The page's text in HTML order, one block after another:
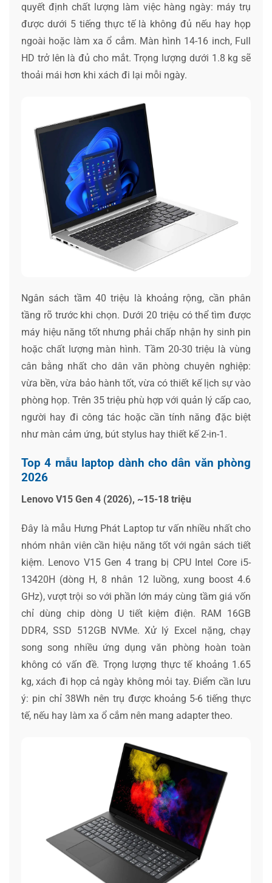
quyết định chất lượng làm việc hàng ngày: máy trụ
được dưới 5 tiếng thực tế là không đủ nếu hay họp
ngoài hoặc làm xa ổ cắm. Màn hình 14-16 inch, Full
HD trở lên là đủ cho mắt. Trọng lượng dưới 1.8 kg sẽ
thoải mái hơn khi xách đi lại mỗi ngày.
Ngân sách tầm 40 triệu là khoảng rộng, cần phân
tầng rõ trước khi chọn. Dưới 20 triệu có thể tìm được
máy hiệu năng tốt nhưng phải chấp nhận hy sinh pin
hoặc chất lượng màn hình. Tầm 20-30 triệu là vùng
cân bằng nhất cho dân văn phòng chuyên nghiệp:
vừa bền, vừa bảo hành tốt, vừa có thiết kế lịch sự vào
phòng họp. Trên 35 triệu phù hợp với quản lý cấp cao,
người hay đi công tác hoặc cần tính năng đặc biệt
như màn cảm ứng, bút stylus hay thiết kế 2-in-1.
Top 4 mẫu laptop dành cho dân văn phòng
2026
Lenovo V15 Gen 4 (2026), ~15-18 triệu
Đây là mẫu Hưng Phát Laptop tư vấn nhiều nhất cho
nhóm nhân viên cần hiệu năng tốt với ngân sách tiết
kiệm. Lenovo V15 Gen 4 trang bị CPU Intel Core i5-
13420H (dòng H, 8 nhân 12 luồng, xung boost 4.6
GHz), vượt trội so với phần lớn máy cùng tầm giá vốn
chỉ dùng chip dòng U tiết kiệm điện. RAM 16GB
DDR4, SSD 512GB NVMe. Xử lý Excel nặng, chạy
song song nhiều ứng dụng văn phòng hoàn toàn
không có vấn đề. Trọng lượng thực tế khoảng 1.65
kg, xách đi họp cả ngày không mỏi tay. Điểm cần lưu
ý: pin chỉ 38Wh nên trụ được khoảng 5-6 tiếng thực
tế, nếu hay làm xa ổ cắm nên mang adapter theo.